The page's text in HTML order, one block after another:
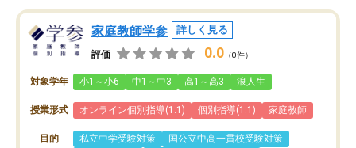
家庭教師学参 詳しく見る
評価 0.0 （0件）
対象学年 小1～小6 中1～中3 高1～高3 浪人生
授業形式 オンライン個別指導(1:1) 個別指導(1:1) 家庭教師
目的 私立中学受験対策
国公立中高一貫校受験対策